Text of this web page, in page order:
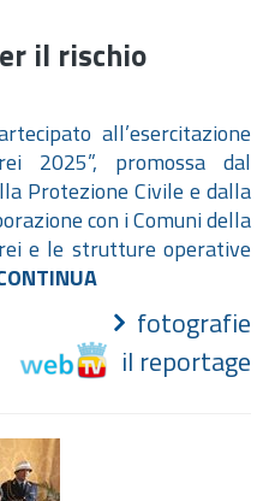
il rischio
all’esercitazione
2025”, promossa dal
Protezione Civile e dalla
con i Comuni della
e le strutture operative
fotografie
il reportage